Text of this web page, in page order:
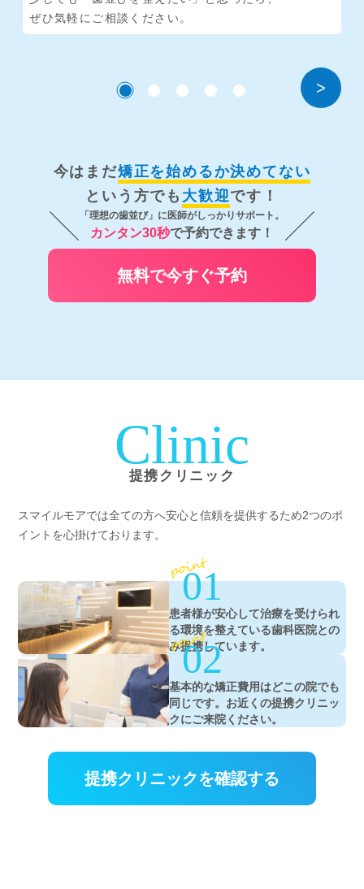
ぜひ気軽にご相談ください。
>
今はまだ矯正を始めるか決めてない
という方でも 大歓迎です！
「理想の歯並び」に医師がしっかりサポート。
カンタン30秒で予約できます！
無料で今すぐ予約
Clinic
提携クリニック
スマイルモアでは全ての方へ安心と信頼を提供するため2つのポ
イントを心掛けております。
point
01
患者様が安心して治療を受けられ
る環境を整えている歯科医院との
み提携しています。
point
02
基本的な矯正費用はどこの院でも
同じです。お近くの提携クリニッ
クにご来院ください。
提携クリニックを確認する